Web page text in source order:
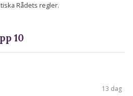
10
13 dag
Rådets regler.